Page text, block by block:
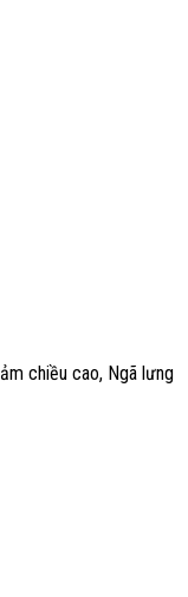
chiều cao, Ngã lưng